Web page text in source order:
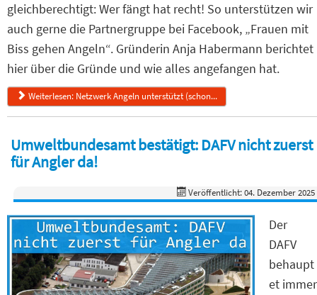
gleichberechtigt: Wer fängt hat recht! So unterstützen wir
auch gerne die Partnergruppe bei Facebook, „Frauen mit
Biss gehen Angeln“. Gründerin Anja Habermann berichtet
hier über die Gründe und wie alles angefangen hat.
Weiterlesen: Netzwerk Angeln unterstützt (schon...
Umweltbundesamt bestätigt: DAFV nicht zuerst
für Angler da!
Veröffentlicht: 04. Dezember 2025
Der
DAFV
behaupt
et immer